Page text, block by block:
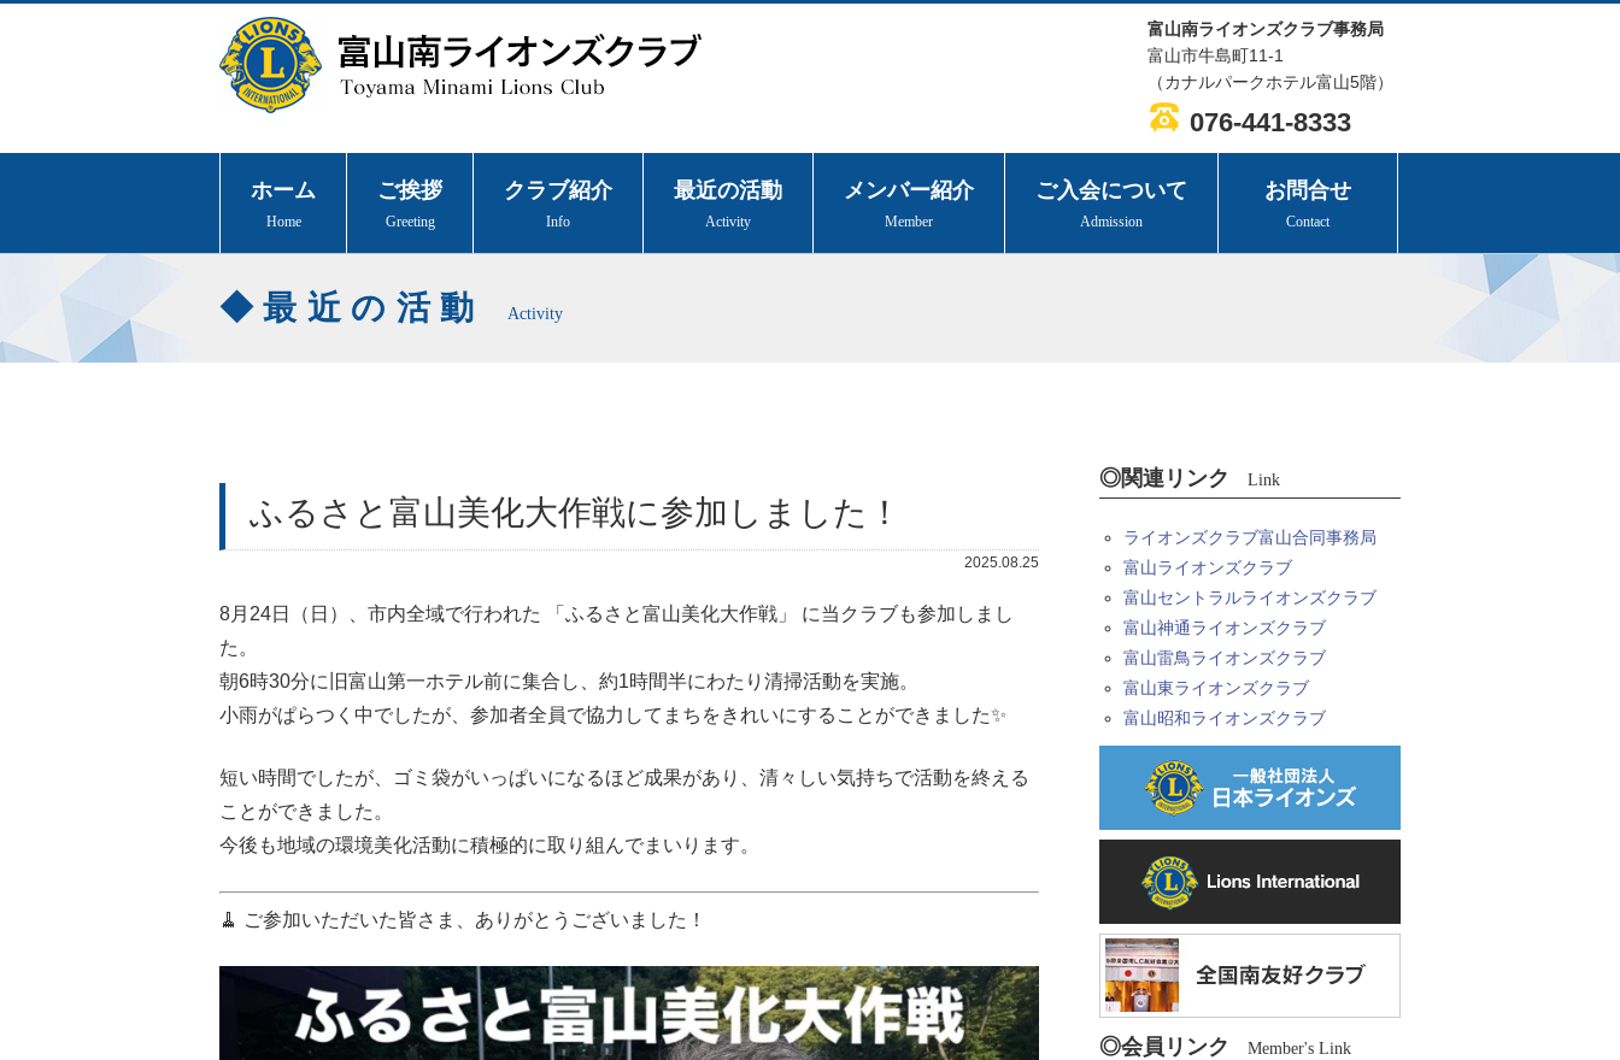
富山南ライオンズクラブ事務局
富山市牛島町11-1
（カナルパークホテル富山5階）
076-441-8333
ホーム
Home
ご挨拶
Greeting
クラブ紹介
Info
最近の活動
Activity
メンバー紹介
Member
ご入会について
Admission
お問合せ
Contact
最近の活動 Activity
ふるさと富山美化大作戦に参加しました！
2025.08.25
8月24日（日）、市内全域で行われた 「ふるさと富山美化大作戦」
に当クラブも参加しまし
た。
朝6時30分に旧富山第一ホテル前に集合し、約1時間半にわたり清掃活動を実施。
小雨がぱらつく中でしたが、参加者全員で協力してまちをきれいにすることができました✨
短い時間でしたが、ゴミ袋がいっぱいになるほど成果があり、清々しい気持ちで活動を終える
ことができました。
今後も地域の環境美化活動に積極的に取り組んでまいります。
🧹 ご参加いただいた皆さま、ありがとうございました！
◎関連リンク Link
ライオンズクラブ富山合同事務局
富山ライオンズクラブ
富山セントラルライオンズクラブ
富山神通ライオンズクラブ
富山雷鳥ライオンズクラブ
富山東ライオンズクラブ
富山昭和ライオンズクラブ
◎会員リンク Member's Link